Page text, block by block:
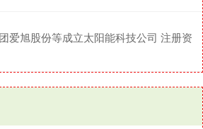
爱旭股份等成立太阳能科技公司 注册资